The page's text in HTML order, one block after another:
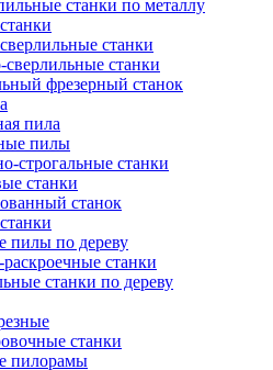
станки по металлу
станки
сверлильные станки
фрезерный станок
пила
пилы
строгальные станки
станки
станок
пилы по дереву
станки
станки по дереву
станки
пилорамы